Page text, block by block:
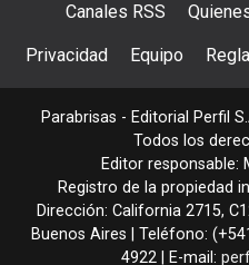
Canales RSS
Privacidad Equipo
Parabrisas - Editorial Perfil
Todos los
Editor responsable:
Registro de la propiedad
Dirección: California 2715,
Buenos Aires | Teléfono:
4922 | E-mail: